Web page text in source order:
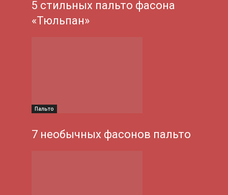
5 стильных пальто фасона
«Тюльпан»
Пальто
7 необычных фасонов пальто